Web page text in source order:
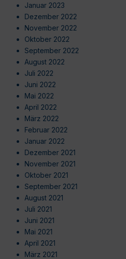
Januar 2023
Dezember 2022
November 2022
Oktober 2022
September 2022
August 2022
Juli 2022
Juni 2022
Mai 2022
April 2022
März 2022
Februar 2022
Januar 2022
Dezember 2021
November 2021
Oktober 2021
September 2021
August 2021
Juli 2021
Juni 2021
Mai 2021
April 2021
März 2021